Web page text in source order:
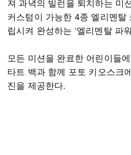
커스텀이 가능한 4종 엘리멘탈
립시켜 완성하는 ‘엘리멘탈 파
모든 미션을 완료한 어린이들
타트 백과 함께 포토 키오스크
진을 제공한다.